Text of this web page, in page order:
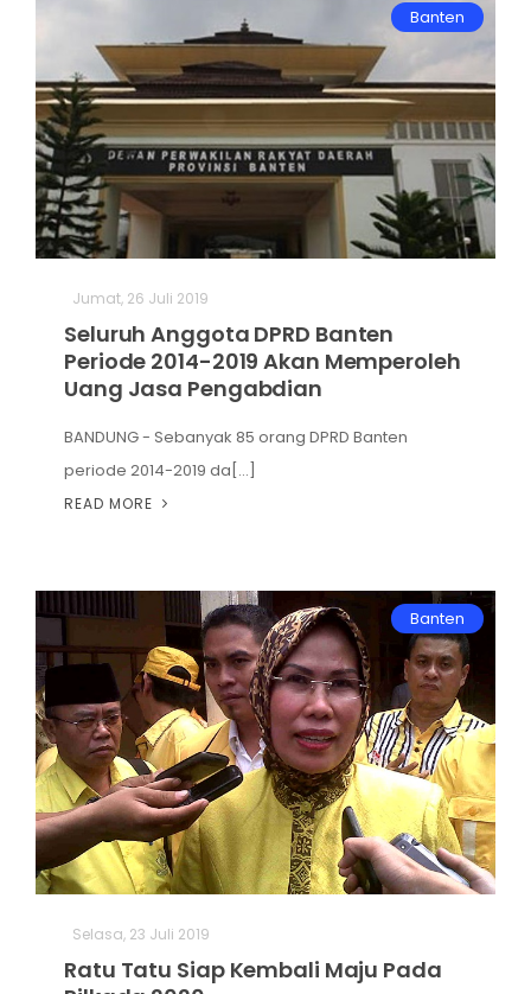
Banten
Jumat, 26 Juli 2019
Seluruh Anggota DPRD Banten
Periode 2014-2019 Akan Memperoleh
Uang Jasa Pengabdian
BANDUNG - Sebanyak 85 orang DPRD Banten
periode 2014-2019 da[...]
READ MORE
Banten
Selasa, 23 Juli 2019
Ratu Tatu Siap Kembali Maju Pada